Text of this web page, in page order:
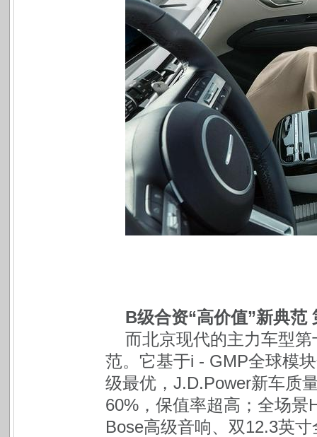
B级合资“高价值”新典范
而北京现代的主力车型第
范。它基于i - GMP全球模
级最优，J.D.Power新车质
60%，保值率超高；全场景
Bose高级音响、双12.3英